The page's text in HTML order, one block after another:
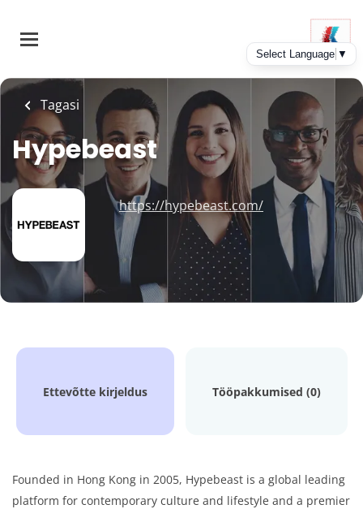
main
Tagasi
Hypebeast
https://hypebeast.com/
Ettevõtte kirjeldus Tööpakkumised (0)
Founded in Hong Kong in 2005, Hypebeast is a global leading
platform for contemporary culture and lifestyle and a premier